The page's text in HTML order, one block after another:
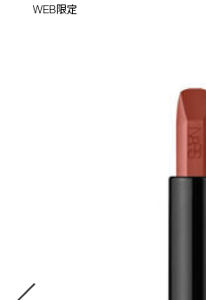
WEB限定